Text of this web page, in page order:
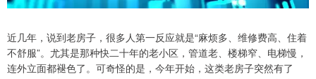
近几年，说到老房子，很多人第一反应就是“麻烦多、维修费高、住着
不舒服”。尤其是那种快二十年的老小区，管道老、楼梯窄、电梯慢，
连外立面都褪色了。可奇怪的是，今年开始，这类老房子突然有了